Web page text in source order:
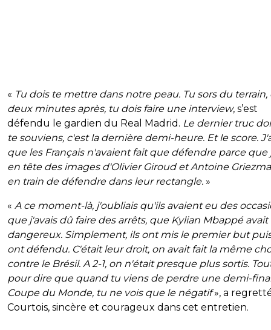
« Tu dois te mettre dans notre peau. Tu sors du terrain,
deux minutes après, tu dois faire une interview, s’est
défendu le gardien du Real Madrid. Le dernier truc
te souviens, c'est la dernière demi-heure. Et le score.
que les Français n'avaient fait que défendre parce que
en tête des images d'Olivier Giroud et Antoine
en train de défendre dans leur rectangle. »
« A ce moment-là, j'oubliais qu'ils avaient eu des
que j'avais dû faire des arrêts, que Kylian Mbappé avait
dangereux. Simplement, ils ont mis le premier but
ont défendu. C'était leur droit, on avait fait la même
contre le Brésil. A 2-1, on n'était presque plus sortis.
pour dire que quand tu viens de perdre une demi-
Coupe du Monde, tu ne vois que le négatif», a
Courtois, sincère et courageux dans cet entretien.